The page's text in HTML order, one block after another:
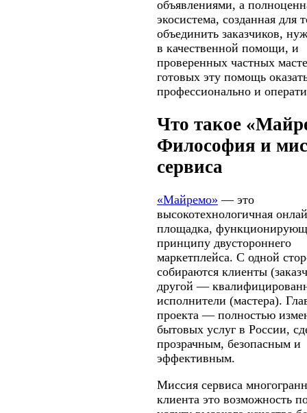
объявлениями, а
экосистема, созданная для
объединить заказчиков,
в качественной помощи, и
проверенных частных
готовых эту помощь
профессионально и
Что такое
Философия и
сервиса
«Майремо» — это
высокотехнологичная
площадка,
принципу двустороннего
маркетплейса. С одной
собираются клиенты
другой —
исполнители (мастера).
проекта — полностью
бытовых услуг в России,
прозрачным, безопасным и
эффективным.
Миссия сервиса
клиента это возможность